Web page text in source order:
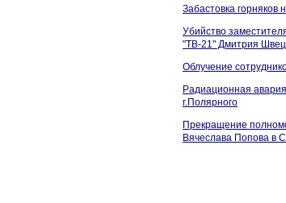
Забастовка горняков
Убийство
"ТВ-21" Дмитрия
Облучение
Радиационная
г.Полярного
Прекращение
Вячеслава Попова в